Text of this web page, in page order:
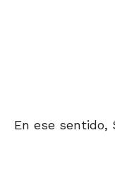
En ese sentido,